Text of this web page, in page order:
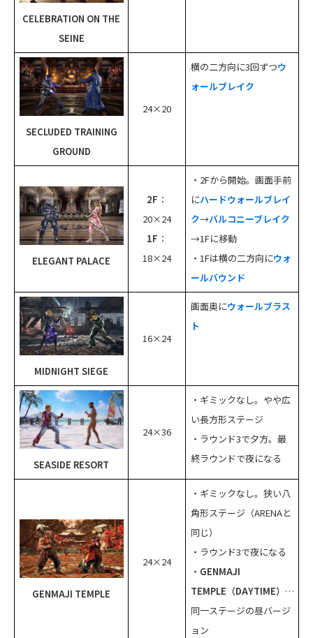
CELEBRATION ON THE
SEINE
SECLUDED TRAINING
GROUND
24×20
横の二方向に3回ずつウ
ォールブレイク
ELEGANT PALACE
2F ：
20×24
1F ：
18×24
・2Fから開始。画面手前
にハードウォールブレイ
ク→バルコニーブレイク
→1Fに移動
・1Fは横の二方向にウォ
ールバウンド
MIDNIGHT SIEGE
16×24
画面奥にウォールブラス
ト
SEASIDE RESORT
24×36
・ギミックなし。やや広
い長方形ステージ
・ラウンド3で夕方。最
終ラウンドで夜になる
GENMAJI TEMPLE
24×24
・ギミックなし。狭い八
角形ステージ（ARENAと
同じ）
・ラウンド3で夜になる
・ GENMAJI
TEMPLE（DAYTIME） …
同一ステージの昼バージ
ョン